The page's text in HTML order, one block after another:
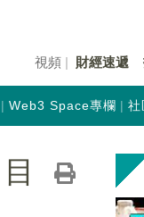
視頻 財經速遞
Web3 Space專欄 社